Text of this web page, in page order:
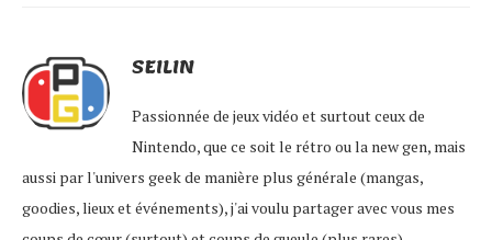
SEILIN
Passionnée de jeux vidéo et surtout ceux de
Nintendo, que ce soit le rétro ou la new gen, mais
aussi par l'univers geek de manière plus générale (mangas,
goodies, lieux et événements), j'ai voulu partager avec vous mes